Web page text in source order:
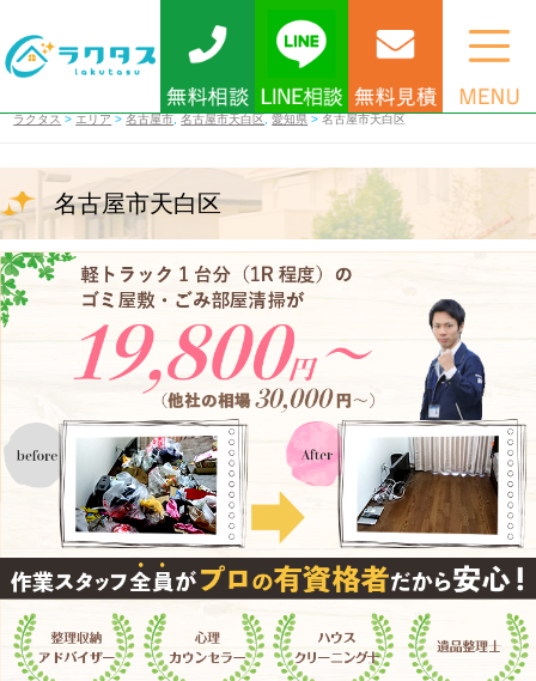
ラクタス > エリア >名古屋市 ,名古屋市天白区 ,愛知県 >名古屋市天白区
名古屋市天白区